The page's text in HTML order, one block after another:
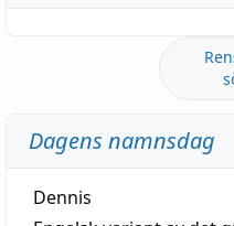
Dagens namnsdag
Dennis